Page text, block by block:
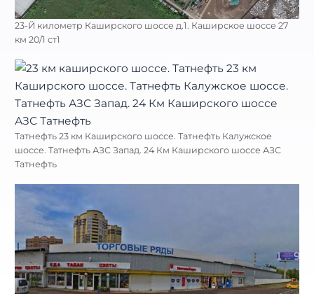
23-Й километр Каширского шоссе д.1. Каширское шоссе 27
км 20/1 ст1
Татнефть 23 км Каширского шоссе. Татнефть Калужское
шоссе. Татнефть АЗС Запад. 24 Км Каширского шоссе АЗС
Татнефть